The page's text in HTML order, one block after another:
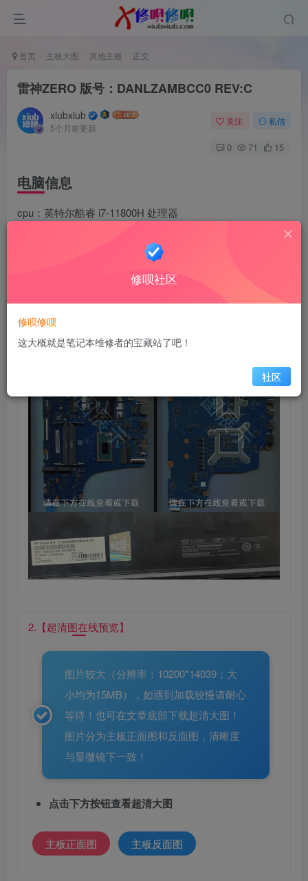
首页 主板大图 其他主板 正文
雷神ZERO 版号：DANLZAMBCC0 REV:C
xiubxiub
5个月前更新
关注 私信
0 71 15
电脑信息
cpu：英特尔酷睿 i7-11800H 处理器
显卡：NVIDIA GeForce RTX 3070 Laptop GPU
1.【缩略图】
2.【超清图在线预览】
图片较大（分辨率：10200*14039；大
小均为15MB），如遇到加载较慢请耐心
等待！也可在文章底部下载超清大图！
图片分为主板正面图和反面图，清晰度
与显微镜下一致！
点击下方按钮查看超清大图
主板正面图 主板反面图
修呗社区
修呗修呗
这大概就是笔记本维修者的宝藏站了吧！
社区